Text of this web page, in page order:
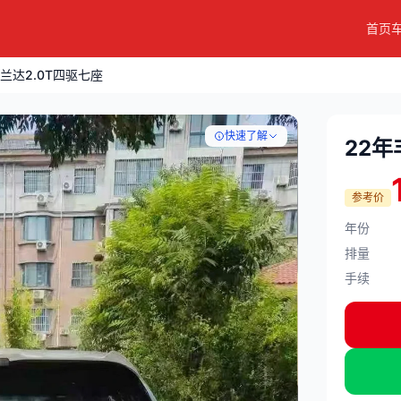
首页
达2.0T四驱七座
快速了解 22年
参考价
年份
排量
手续